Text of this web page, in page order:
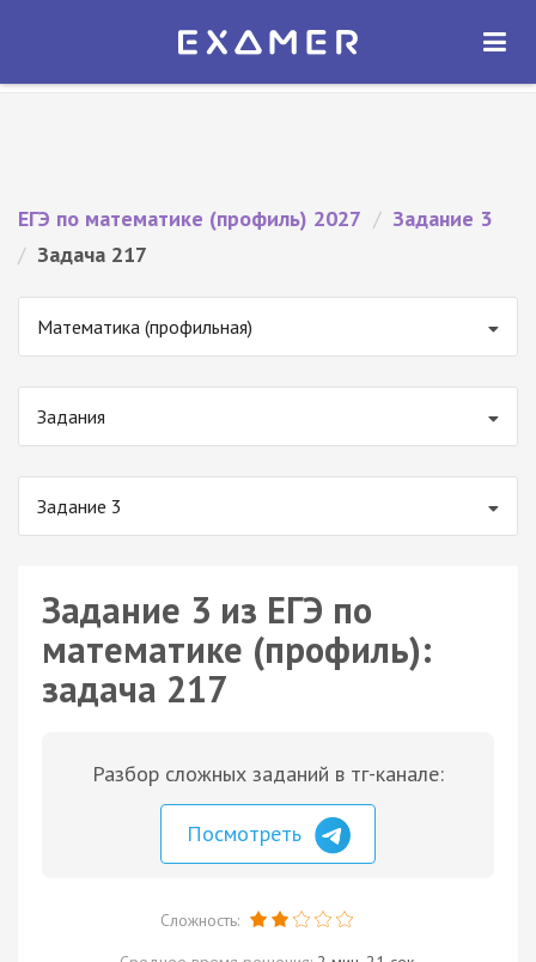
Экзамер — ЕГЭ 2027
ОТКРЫТЬ
ЕГЭ по математике (профиль) 2027 / Задание 3
/ Задача 217
Математика (профильная)
Задания
Задание 3
Задание 3 из ЕГЭ по
математике (профиль):
задача 217
Разбор сложных заданий в тг-канале:
Посмотреть
Сложность: